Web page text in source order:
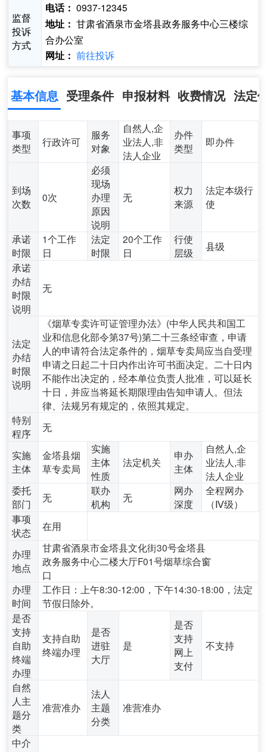
监督
投诉
方式
电话： 0937-12345
地址： 甘肃省酒泉市金塔县政务服务中心三楼综
合办公室
网址： 前往投诉
基本信息 受理条件 申报材料 收费情况 法定
事项
类型
行政许可
服务
对象
自然人,企
业法人,非
法人企业
办件
类型
即办件
到场
次数
0次
必须
现场
办理
原因
说明
无
权力
来源
法定本级行
使
承诺
时限
1个工作
日
法定
时限
20个工作
日
行使
层级
县级
承诺
办结
时限
说明
无
法定
办结
时限
说明
《烟草专卖许可证管理办法》(中华人民共和国工
业和信息化部令第37号)第二十三条经审查，申请
人的申请符合法定条件的，烟草专卖局应当自受理
申请之日起二十日内作出许可书面决定。二十日内
不能作出决定的，经本单位负责人批准，可以延长
十日，并应当将延长期限理由告知申请人。但法
律、法规另有规定的，依照其规定。
特别
程序
无
实施
主体
金塔县烟
草专卖局
实施
主体
性质
法定机关
申办
主体
自然人,企
业法人,非
法人企业
委托
部门
无
联办
机构
无
网办
深度
全程网办
（Ⅳ级）
事项
状态
在用
办理
地点
甘肃省酒泉市金塔县文化街30号金塔县
政务服务中心二楼大厅F01号烟草综合窗
口
办理
时间
工作日：上午8:30-12:00，下午14:30-18:00，法定
节假日除外。
是否
支持
自助
终端
办理
支持自助
终端办理
是否
进驻
大厅
是
是否
支持
网上
支付
不支持
自然
人主
题分
类
准营准办
法人
主题
分类
准营准办
中介